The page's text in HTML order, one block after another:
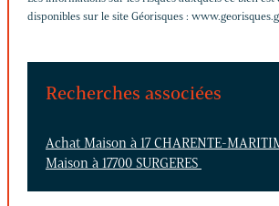
disponibles sur le site Géorisques :
Recherches associées
Achat Maison à 17 CHARENTE-
Maison à 17700 SURGERES